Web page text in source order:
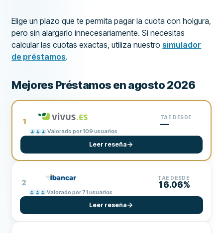
Elige un plazo que te permita pagar la cuota con holgura,
pero sin alargarlo innecesariamente. Si necesitas
calcular las cuotas exactas, utiliza nuestro simulador
de préstamos.
Mejores Préstamos en agosto 2026
1
Valorado por 109 usuarios
TAE DESDE
—
Leer reseña
2
Valorado por 71 usuarios
TAE DESDE
16.06%
Leer reseña